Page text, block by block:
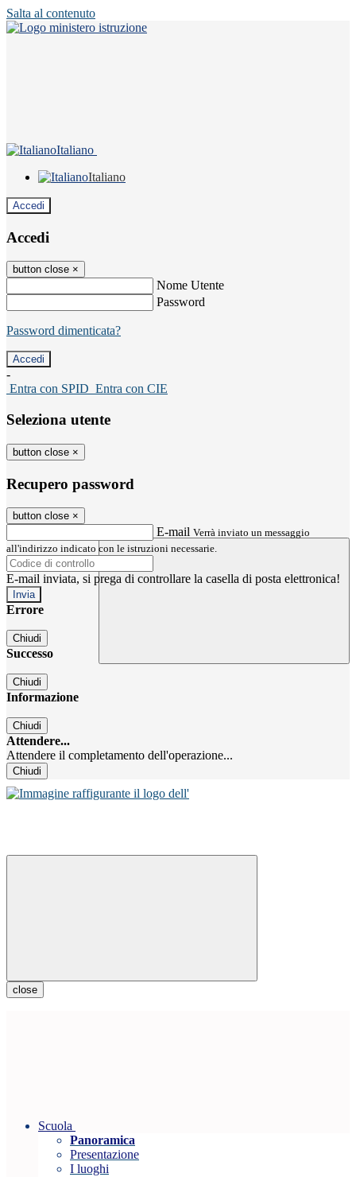
Salta al contenuto
Italiano
Italiano
Accedi
Accedi
button close ×
Nome Utente
Password
Password dimenticata?
-
Entra con SPID Entra con CIE
Seleziona utente
button close ×
Recupero password
button close ×
E-mail Verrà inviato un messaggio
all'indirizzo indicato con le istruzioni necessarie.
E-mail inviata, si prega di controllare la casella di posta elettronica!
Errore
Chiudi
Successo
Chiudi
Informazione
Chiudi
Attendere...
Attendere il completamento dell'operazione...
Chiudi
close
Scuola
Panoramica
Presentazione
I luoghi